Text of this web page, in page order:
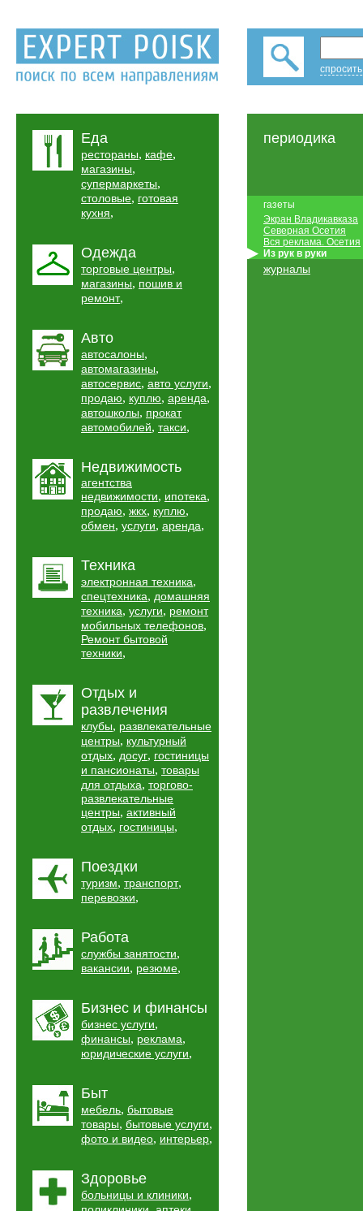
Еда
рестораны, кафе,
магазины,
супермаркеты,
столовые, готовая
кухня,
Одежда
торговые центры,
магазины, пошив и
ремонт,
Авто
автосалоны,
автомагазины,
автосервис, авто услуги,
продаю, куплю, аренда,
автошколы, прокат
автомобилей, такси,
Недвижимость
агентства
недвижимости, ипотека,
продаю, жкх, куплю,
обмен, услуги, аренда,
Техника
электронная техника,
спецтехника, домашняя
техника, услуги, ремонт
мобильных телефонов,
Ремонт бытовой
техники,
Отдых и
развлечения
клубы, развлекательные
центры, культурный
отдых, досуг, гостиницы
и пансионаты, товары
для отдыха, торгово-
развлекательные
центры, активный
отдых, гостиницы,
Поездки
туризм, транспорт,
перевозки,
Работа
службы занятости,
вакансии, резюме,
Бизнес и финансы
бизнес услуги,
финансы, реклама,
юридические услуги,
Быт
мебель, бытовые
товары, бытовые услуги,
фото и видео, интерьер,
Здоровье
больницы и клиники,
периодика
газеты
Экран Владикавказа
Северная Осетия
Вся реклама. Осетия
Из рук в руки
журналы